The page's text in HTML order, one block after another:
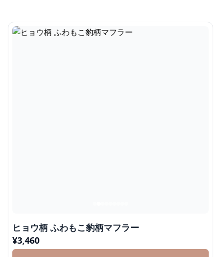
ヒョウ柄 ふわもこ豹柄マフラー
¥3,460